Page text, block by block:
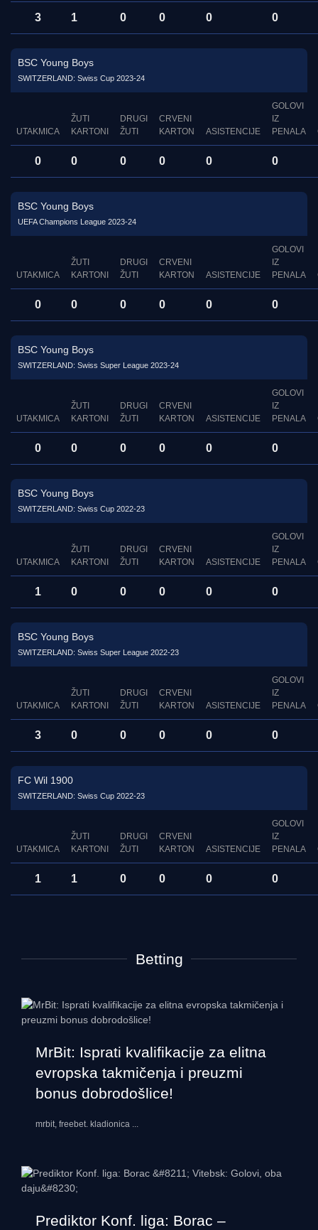
3 1 0 0 0 0
BSC Young Boys
SWITZERLAND: Swiss Cup 2023-24
UTAKMICA
ŽUTI
KARTONI
DRUGI
ŽUTI
CRVENI
KARTON
ASISTENCIJE
GOLOVI
IZ
PENALA
0 0 0 0 0 0
BSC Young Boys
UEFA Champions League 2023-24
UTAKMICA
ŽUTI
KARTONI
DRUGI
ŽUTI
CRVENI
KARTON
ASISTENCIJE
GOLOVI
IZ
PENALA
0 0 0 0 0 0
BSC Young Boys
SWITZERLAND: Swiss Super League 2023-24
UTAKMICA
ŽUTI
KARTONI
DRUGI
ŽUTI
CRVENI
KARTON
ASISTENCIJE
GOLOVI
IZ
PENALA
0 0 0 0 0 0
BSC Young Boys
SWITZERLAND: Swiss Cup 2022-23
UTAKMICA
ŽUTI
KARTONI
DRUGI
ŽUTI
CRVENI
KARTON
ASISTENCIJE
GOLOVI
IZ
PENALA
1 0 0 0 0 0
BSC Young Boys
SWITZERLAND: Swiss Super League 2022-23
UTAKMICA
ŽUTI
KARTONI
DRUGI
ŽUTI
CRVENI
KARTON
ASISTENCIJE
GOLOVI
IZ
PENALA
3 0 0 0 0 0
FC Wil 1900
SWITZERLAND: Swiss Cup 2022-23
UTAKMICA
ŽUTI
KARTONI
DRUGI
ŽUTI
CRVENI
KARTON
ASISTENCIJE
GOLOVI
IZ
PENALA
1 1 0 0 0 0
Betting
MrBit: Isprati kvalifikacije za elitna
evropska takmičenja i preuzmi
bonus dobrodošlice!
mrbit, freebet. kladionica ...
Prediktor Konf. liga: Borac –